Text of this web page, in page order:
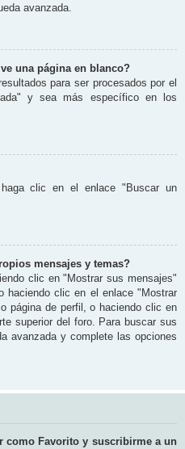
avanzada.
una página en blanco?
para ser procesados por el
y sea más específico en los
clic en el enlace "Buscar un
mensajes y temas?
clic en "Mostrar sus mensajes"
haciendo clic en el enlace "Mostrar
página de perfil, o haciendo clic en
superior del foro. Para buscar sus
avanzada y complete las opciones
como Favorito y suscribirme a un